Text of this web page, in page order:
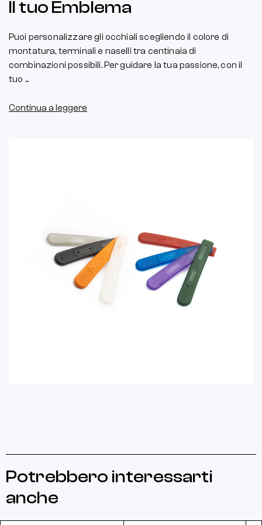
Il tuo Emblema
Puoi personalizzare gli occhiali scegliendo il colore di
montatura, terminali e naselli tra centinaia di
combinazioni possibili. Per guidare la tua passione, con il
tuo ...
Continua a leggere
Potrebbero interessarti
anche